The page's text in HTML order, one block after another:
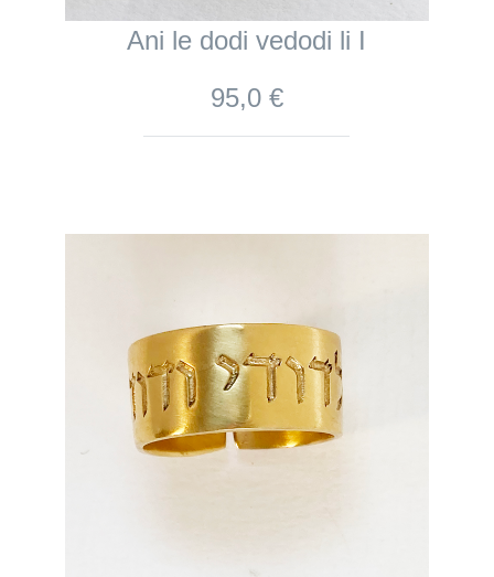
Ani le dodi vedodi li I
95,0 €